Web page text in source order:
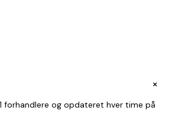
+
forhandlere og opdateret hver time på